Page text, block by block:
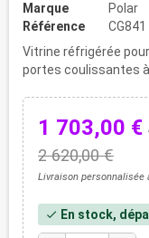
Marque
Polar
Référence
CG841
Vitrine réfrigérée
portes coulissantes à
1 703,00 €
2 620,00 €
Livraison personnalisée
check En stock,